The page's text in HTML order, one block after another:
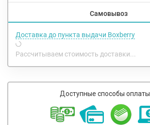
Самовывоз
Доставка до пункта выдачи Boxberry
Рассчитываем стоимость доставки...
Доступные способы оплаты